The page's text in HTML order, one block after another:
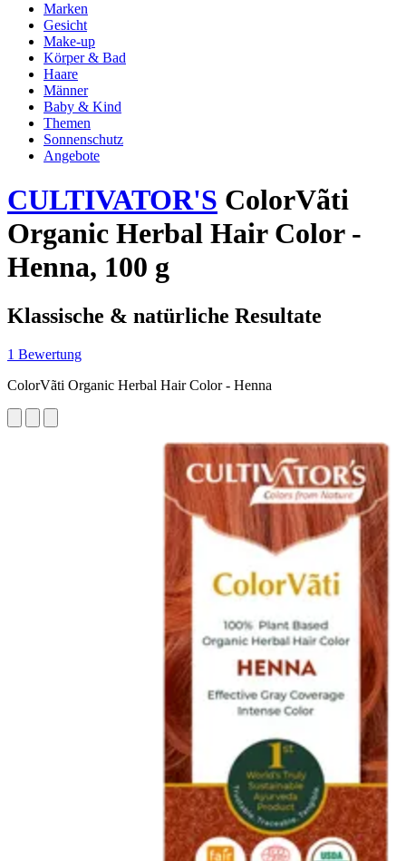
Marken
Gesicht
Make-up
Körper & Bad
Haare
Männer
Baby & Kind
Themen
Sonnenschutz
Angebote
CULTIVATOR'S ColorVãti
Organic Herbal Hair Color -
Henna, 100 g
Klassische & natürliche Resultate
1 Bewertung
ColorVãti Organic Herbal Hair Color - Henna